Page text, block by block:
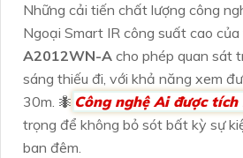
Những cải tiến chất lượng công
Ngoại Smart IR công suất cao
A2012WN-A cho phép quan sát
sáng thiếu đi, với khả năng xem
30m. 🐜 Công nghệ Ai được tích
trọng để không bỏ sót bất kỳ sự
ban đêm.